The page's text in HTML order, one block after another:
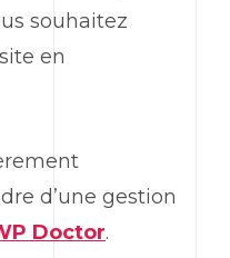
souhaitez
en
d’une gestion
Doctor.